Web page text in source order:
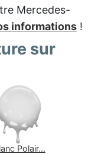
Mercedes-
informations !
sur
Polair...